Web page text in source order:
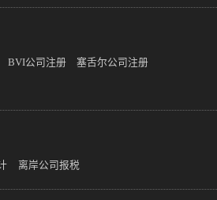
BVI公司注册 塞舌尔公司注册
离岸公司报税